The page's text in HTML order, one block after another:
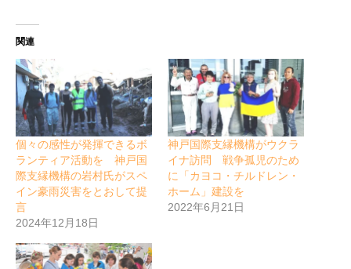
関連
個々の感性が発揮できるボ
ランティア活動を 神戸国
際支縁機構の岩村氏がスペ
イン豪雨災害をとおして提
言
2024年12月18日
神戸国際支縁機構がウクラ
イナ訪問 戦争孤児のため
に「カヨコ・チルドレン・
ホーム」建設を
2022年6月21日